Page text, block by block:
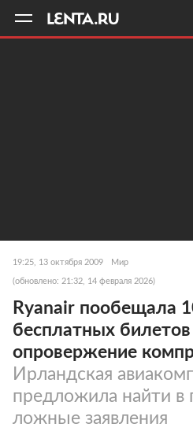
19:25, 13 октября 2009 Мир
(обновлено: 21:32, 14 февраля 2026)
Ryanair пообещала
бесплатных билетов
опровержение
Ирландская
предложила найти в
ложные заявления